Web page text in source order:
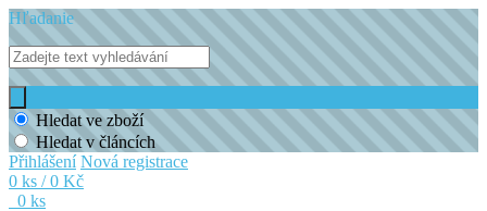
Hľadanie
Hledat ve zboží
Hledat v článcích
Přihlášení Nová registrace
0 ks / 0 Kč
0 ks